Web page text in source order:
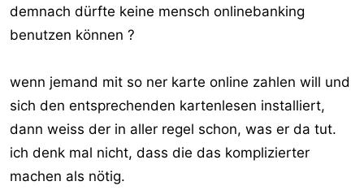
demnach dürfte keine mensch onlinebanking
benutzen können ?
wenn jemand mit so ner karte online zahlen will und
sich den entsprechenden kartenlesen installiert,
dann weiss der in aller regel schon, was er da tut.
ich denk mal nicht, dass die das komplizierter
machen als nötig.